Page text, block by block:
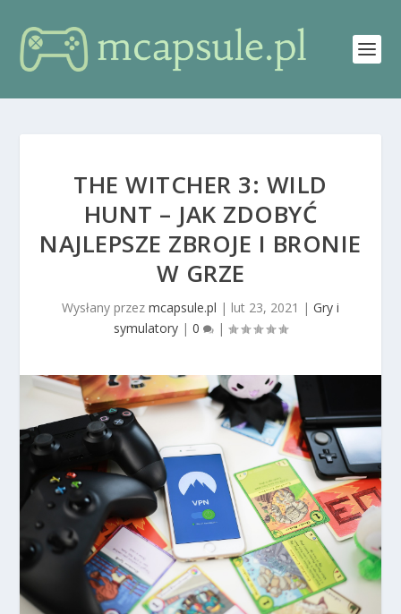
THE WITCHER 3: WILD
HUNT – JAK ZDOBYĆ
NAJLEPSZE ZBROJE I BRONIE
W GRZE
Wysłany przez mcapsule.pl | lut 23, 2021 | Gry i
symulatory | 0 |